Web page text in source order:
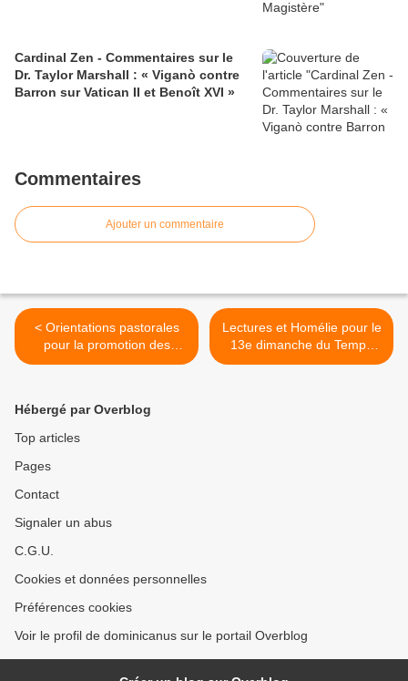
Cardinal Zen - Commentaires sur le
Dr. Taylor Marshall : « Viganò contre
Barron sur Vatican II et Benoît XVI »
Commentaires
Ajouter un commentaire
< Orientations pastorales
pour la promotion des
vocations au ministère
Lectures et Homélie pour le
13e dimanche du Temps
Ordinaire B >
Hébergé par Overblog
Top articles
Pages
Contact
Signaler un abus
C.G.U.
Cookies et données personnelles
Préférences cookies
Voir le profil de dominicanus sur le portail Overblog